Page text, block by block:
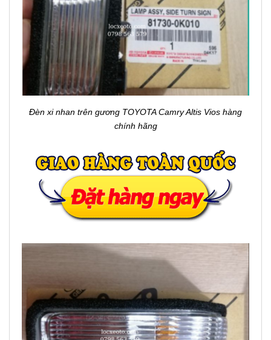
Đèn xi nhan trên gương TOYOTA Camry Altis Vios hàng
chính hãng